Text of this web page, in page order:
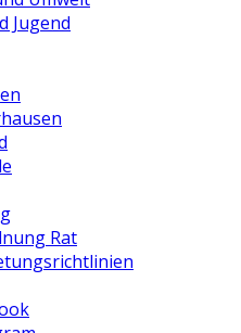
Jugend
Rat